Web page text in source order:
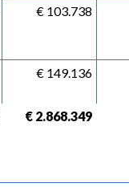
€ 103.738
€ 149.136
€ 2.868.349